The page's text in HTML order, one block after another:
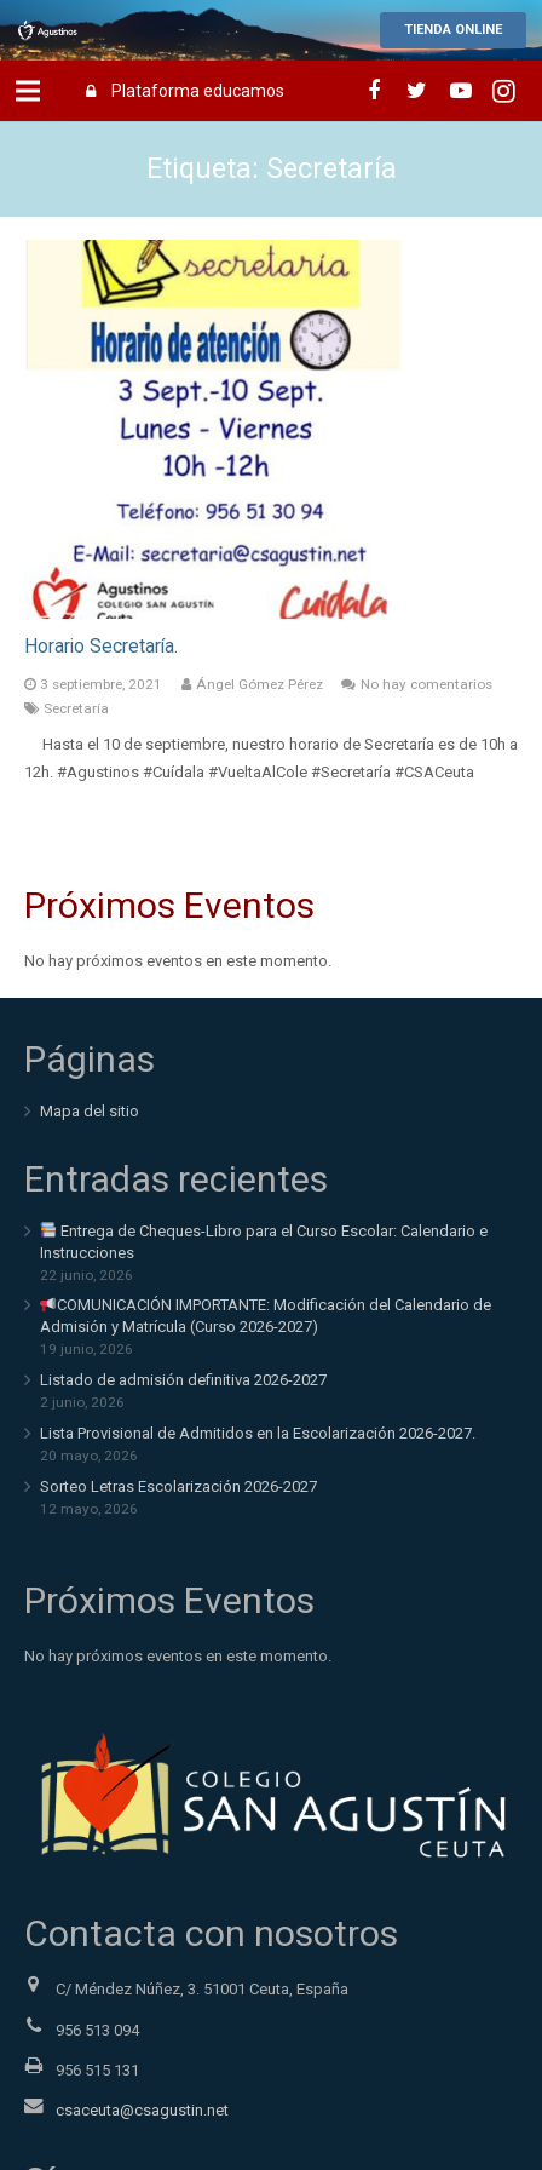
TIENDA ONLINE
Plataforma educamos
Etiqueta: Secretaría
Horario Secretaría.
3 septiembre, 2021 Ángel Gómez Pérez
No hay comentarios
Secretaría
Hasta el 10 de septiembre, nuestro horario de Secretaría es de 10h a
12h. #Agustinos #Cuídala #VueltaAlCole #Secretaría #CSACeuta
Próximos Eventos
No hay próximos eventos en este momento.
Páginas
Mapa del sitio
Entradas recientes
Entrega de Cheques-Libro para el Curso Escolar: Calendario e
Instrucciones
22 junio, 2026
COMUNICACIÓN IMPORTANTE: Modificación del Calendario de
Admisión y Matrícula (Curso 2026-2027)
19 junio, 2026
Listado de admisión definitiva 2026-2027
2 junio, 2026
Lista Provisional de Admitidos en la Escolarización 2026-2027.
20 mayo, 2026
Sorteo Letras Escolarización 2026-2027
12 mayo, 2026
Próximos Eventos
No hay próximos eventos en este momento.
Contacta con nosotros
C/ Méndez Núñez, 3. 51001 Ceuta, España
956 513 094
956 515 131
csaceuta@csagustin.net